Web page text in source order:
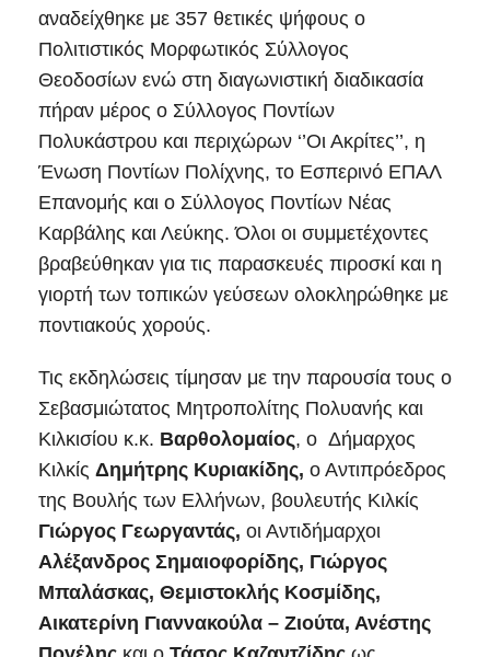
αναδείχθηκε με 357 θετικές ψήφους ο
Πολιτιστικός Μορφωτικός Σύλλογος
Θεοδοσίων ενώ στη διαγωνιστική διαδικασία
πήραν μέρος ο Σύλλογος Ποντίων
Πολυκάστρου και περιχώρων ‘’Οι Ακρίτες’’, η
Ένωση Ποντίων Πολίχνης, το Εσπερινό ΕΠΑΛ
Επανομής και ο Σύλλογος Ποντίων Νέας
Καρβάλης και Λεύκης. Όλοι οι συμμετέχοντες
βραβεύθηκαν για τις παρασκευές πιροσκί και η
γιορτή των τοπικών γεύσεων ολοκληρώθηκε με
ποντιακούς χορούς.
Τις εκδηλώσεις τίμησαν με την παρουσία τους ο
Σεβασμιώτατος Μητροπολίτης Πολυανής και
Κιλκισίου κ.κ. Βαρθολομαίος, ο Δήμαρχος
Κιλκίς Δημήτρης Κυριακίδης, ο Αντιπρόεδρος
της Βουλής των Ελλήνων, βουλευτής Κιλκίς
Γιώργος Γεωργαντάς, οι Αντιδήμαρχοι
Αλέξανδρος Σημαιοφορίδης, Γιώργος
Μπαλάσκας, Θεμιστοκλής Κοσμίδης,
Αικατερίνη Γιαννακούλα – Ζιούτα, Ανέστης